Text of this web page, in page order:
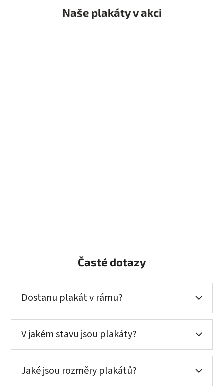
Naše plakáty v akci
Časté dotazy
Dostanu plakát v rámu?
V jakém stavu jsou plakáty?
Jaké jsou rozměry plakátů?